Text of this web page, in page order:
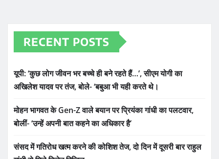
RECENT POSTS
यूपी: ‘कुछ लोग जीवन भर बच्चे ही बने रहते हैं…’, सीएम योगी का
अखिलेश यादव पर तंज, बोले- ‘बबुआ भी यही करते थे।
मोहन भागवत के Gen-Z वाले बयान पर प्रियंका गांधी का पलटवार,
बोलीं- ‘उन्हें अपनी बात कहने का अधिकार है’
संसद में गतिरोध खत्म करने की कोशिश तेज, दो दिन में दूसरी बार राहुल